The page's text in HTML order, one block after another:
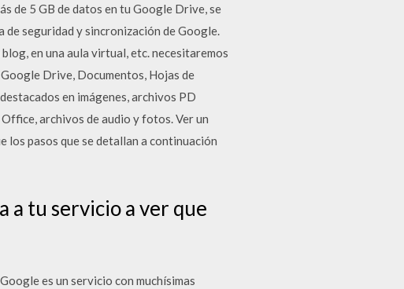
de 5 GB de datos en tu Google Drive, se
seguridad y sincronización de Google.
en una aula virtual, etc. necesitaremos
Drive, Documentos, Hojas de
en imágenes, archivos PD
archivos de audio y fotos. Ver un
los pasos que se detallan a continuación
a tu servicio a ver que
es un servicio con muchísimas